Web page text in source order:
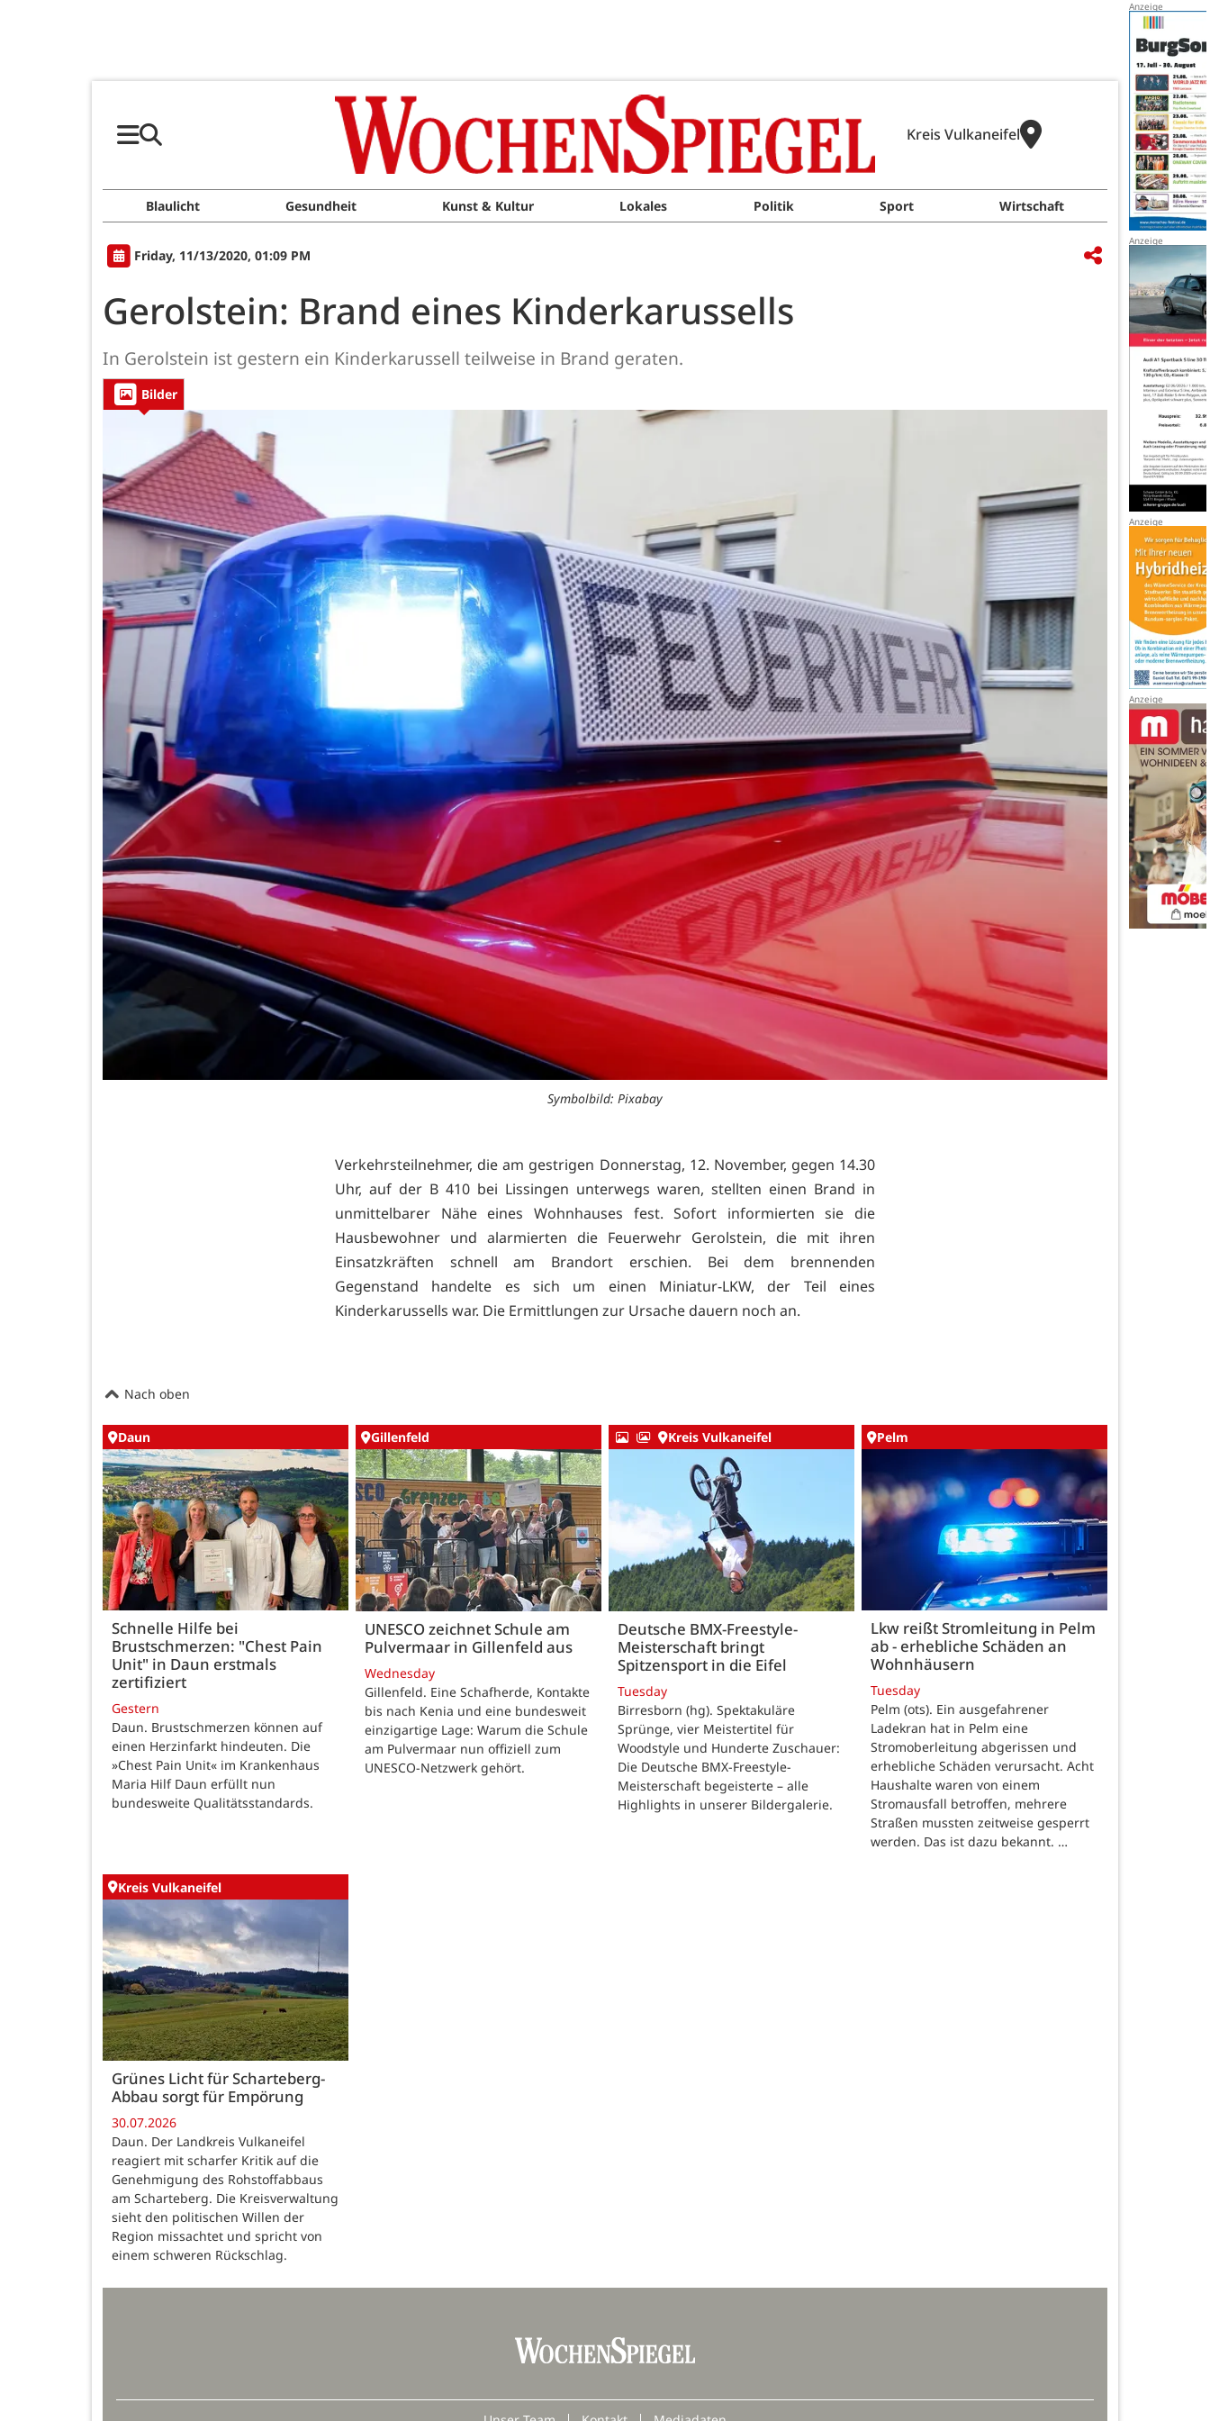
Kreis Vulkaneifel
Blaulicht Gesundheit Kunst & Kultur Lokales Politik Sport Wirtschaft
Friday, 11/13/2020, 01:09 PM
Gerolstein: Brand eines Kinderkarussells
In Gerolstein ist gestern ein Kinderkarussell teilweise in Brand geraten.
Bilder
Symbolbild: Pixabay
Verkehrsteilnehmer, die am gestrigen Donnerstag, 12. November, gegen 14.30
Uhr, auf der B 410 bei Lissingen unterwegs waren, stellten einen Brand in
unmittelbarer Nähe eines Wohnhauses fest. Sofort informierten sie die
Hausbewohner und alarmierten die Feuerwehr Gerolstein, die mit ihren
Einsatzkräften schnell am Brandort erschien. Bei dem brennenden
Gegenstand handelte es sich um einen Miniatur-LKW, der Teil eines
Kinderkarussells war. Die Ermittlungen zur Ursache dauern noch an.
Nach oben
Daun
Schnelle Hilfe bei
Brustschmerzen: "Chest Pain
Unit" in Daun erstmals
zertifiziert
Gestern
Daun. Brustschmerzen können auf
einen Herzinfarkt hindeuten. Die
»Chest Pain Unit« im Krankenhaus
Maria Hilf Daun erfüllt nun
bundesweite Qualitätsstandards.
Gillenfeld
UNESCO zeichnet Schule am
Pulvermaar in Gillenfeld aus
Wednesday
Gillenfeld. Eine Schafherde, Kontakte
bis nach Kenia und eine bundesweit
einzigartige Lage: Warum die Schule
am Pulvermaar nun offiziell zum
UNESCO-Netzwerk gehört.
Kreis Vulkaneifel
Deutsche BMX-Freestyle-
Meisterschaft bringt
Spitzensport in die Eifel
Tuesday
Birresborn (hg). Spektakuläre
Sprünge, vier Meistertitel für
Woodstyle und Hunderte Zuschauer:
Die Deutsche BMX-Freestyle-
Meisterschaft begeisterte – alle
Highlights in unserer Bildergalerie.
Pelm
Lkw reißt Stromleitung in Pelm
ab - erhebliche Schäden an
Wohnhäusern
Tuesday
Pelm (ots). Ein ausgefahrener
Ladekran hat in Pelm eine
Stromoberleitung abgerissen und
erhebliche Schäden verursacht. Acht
Haushalte waren von einem
Stromausfall betroffen, mehrere
Straßen mussten zeitweise gesperrt
werden. Das ist dazu bekannt. …
Kreis Vulkaneifel
Grünes Licht für Scharteberg-
Abbau sorgt für Empörung
30.07.2026
Daun. Der Landkreis Vulkaneifel
reagiert mit scharfer Kritik auf die
Genehmigung des Rohstoffabbaus
am Scharteberg. Die Kreisverwaltung
sieht den politischen Willen der
Region missachtet und spricht von
einem schweren Rückschlag.